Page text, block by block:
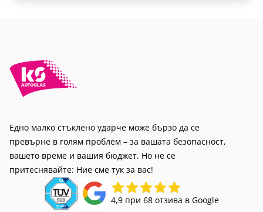
Едно малко стъклено ударче може бързо да се
превърне в голям проблем – за вашата безопасност,
вашето време и вашия бюджет. Но не се
притеснявайте: Ние сме тук за вас!
4,9 при 68 отзива в Google